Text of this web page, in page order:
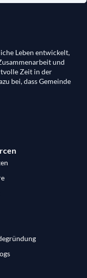
Leben entwickelt,
und
Zeit in der
bei, dass Gemeinde